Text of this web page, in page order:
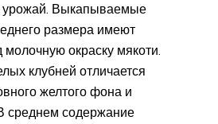
урожай. Выкапываемые
размера имеют
окраску мякоти.
клубней отличается
желтого фона и
среднем содержание